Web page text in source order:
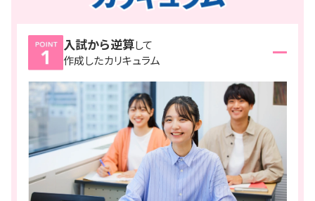
入試から逆算して
作成したカリキュラム